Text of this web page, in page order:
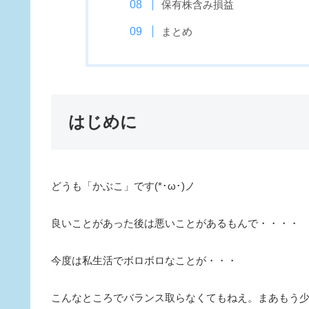
保有株含み損益
まとめ
はじめに
どうも「かぶこ」です(*･ω･)ノ
良いことがあった後は悪いことがあるもんで・・・・
今度は私生活でボロボロなことが・・・
こんなところでバランス取らなくてもねえ。まあもう